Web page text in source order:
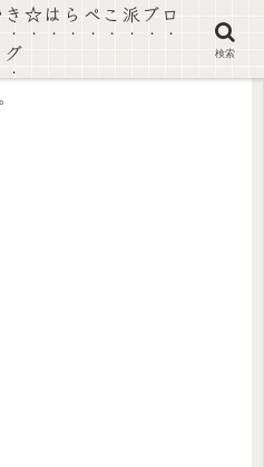
】本ページにはプロモー
☆はらぺこ派ブロ
グ
検索